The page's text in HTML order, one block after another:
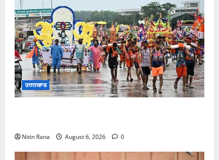
उत्तराखण्ड
Nitin Rana August 6, 2026 0